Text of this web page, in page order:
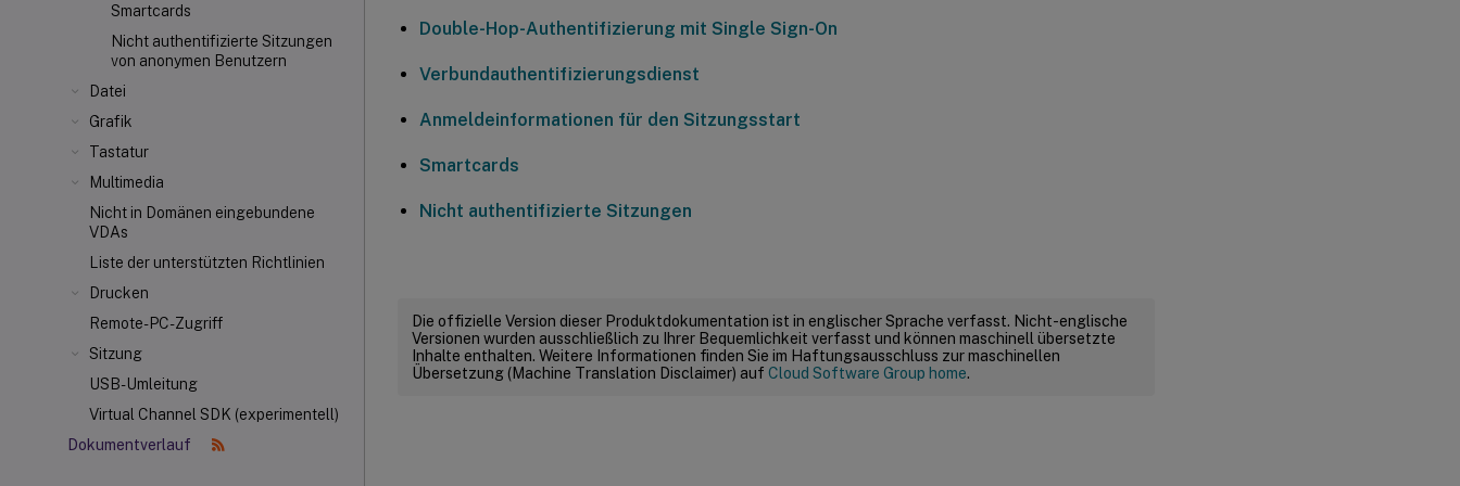
Smartcards
Nicht authentifizierte Sitzungen
von anonymen Benutzern
Datei
Grafik
Tastatur
Multimedia
Nicht in Domänen eingebundene
VDAs
Liste der unterstützten Richtlinien
Drucken
Remote-PC-Zugriff
Sitzung
USB-Umleitung
Virtual Channel SDK (experimentell)
Dokumentverlauf
Double-Hop-Authentifizierung mit Single Sign-On
Verbundauthentifizierungsdienst
Anmeldeinformationen für den Sitzungsstart
Smartcards
Nicht authentifizierte Sitzungen
Die offizielle Version dieser Produktdokumentation ist in englischer Sprache verfasst. Nicht-englische
Versionen wurden ausschließlich zu Ihrer Bequemlichkeit verfasst und können maschinell übersetzte
Inhalte enthalten. Weitere Informationen finden Sie im Haftungsausschluss zur maschinellen
Übersetzung (Machine Translation Disclaimer) auf Cloud Software Group home.